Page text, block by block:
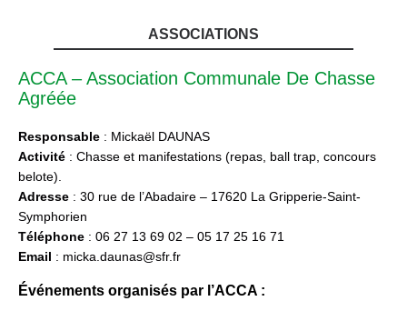
ASSOCIATIONS
ACCA – Association Communale De Chasse
Agréée
Responsable : Mickaël DAUNAS
Activité : Chasse et manifestations (repas, ball trap, concours
belote).
Adresse : 30 rue de l’Abadaire – 17620 La Gripperie-Saint-
Symphorien
Téléphone : 06 27 13 69 02 – 05 17 25 16 71
Email : micka.daunas@sfr.fr
Événements organisés par l’ACCA :